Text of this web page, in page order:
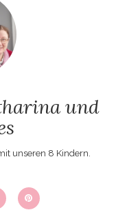
und
unseren 8 Kindern.